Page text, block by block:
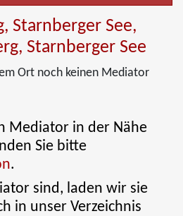
Starnberger See,
Starnberger See
Ort noch keinen Mediator
Mediator in der Nähe
Sie bitte
.
sind, laden wir sie
in unser Verzeichnis